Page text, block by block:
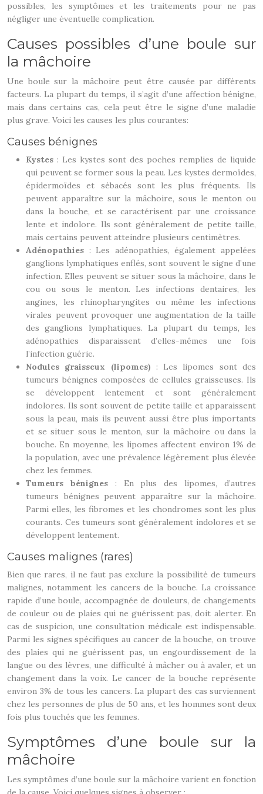
possibles, les symptômes et les traitements pour ne pas
négliger une éventuelle complication.
Causes possibles d’une boule sur
la mâchoire
Une boule sur la mâchoire peut être causée par différents
facteurs. La plupart du temps, il s’agit d’une affection bénigne,
mais dans certains cas, cela peut être le signe d’une maladie
plus grave. Voici les causes les plus courantes:
Causes bénignes
Kystes : Les kystes sont des poches remplies de liquide
qui peuvent se former sous la peau. Les kystes dermoïdes,
épidermoïdes et sébacés sont les plus fréquents. Ils
peuvent apparaître sur la mâchoire, sous le menton ou
dans la bouche, et se caractérisent par une croissance
lente et indolore. Ils sont généralement de petite taille,
mais certains peuvent atteindre plusieurs centimètres.
Adénopathies : Les adénopathies, également appelées
ganglions lymphatiques enflés, sont souvent le signe d’une
infection. Elles peuvent se situer sous la mâchoire, dans le
cou ou sous le menton. Les infections dentaires, les
angines, les rhinopharyngites ou même les infections
virales peuvent provoquer une augmentation de la taille
des ganglions lymphatiques. La plupart du temps, les
adénopathies disparaissent d’elles-mêmes une fois
l’infection guérie.
Nodules graisseux (lipomes) : Les lipomes sont des
tumeurs bénignes composées de cellules graisseuses. Ils
se développent lentement et sont généralement
indolores. Ils sont souvent de petite taille et apparaissent
sous la peau, mais ils peuvent aussi être plus importants
et se situer sous le menton, sur la mâchoire ou dans la
bouche. En moyenne, les lipomes affectent environ 1% de
la population, avec une prévalence légèrement plus élevée
chez les femmes.
Tumeurs bénignes : En plus des lipomes, d’autres
tumeurs bénignes peuvent apparaître sur la mâchoire.
Parmi elles, les fibromes et les chondromes sont les plus
courants. Ces tumeurs sont généralement indolores et se
développent lentement.
Causes malignes (rares)
Bien que rares, il ne faut pas exclure la possibilité de tumeurs
malignes, notamment les cancers de la bouche. La croissance
rapide d’une boule, accompagnée de douleurs, de changements
de couleur ou de plaies qui ne guérissent pas, doit alerter. En
cas de suspicion, une consultation médicale est indispensable.
Parmi les signes spécifiques au cancer de la bouche, on trouve
des plaies qui ne guérissent pas, un engourdissement de la
langue ou des lèvres, une difficulté à mâcher ou à avaler, et un
changement dans la voix. Le cancer de la bouche représente
environ 3% de tous les cancers. La plupart des cas surviennent
chez les personnes de plus de 50 ans, et les hommes sont deux
fois plus touchés que les femmes.
Symptômes d’une boule sur la
mâchoire
Les symptômes d’une boule sur la mâchoire varient en fonction